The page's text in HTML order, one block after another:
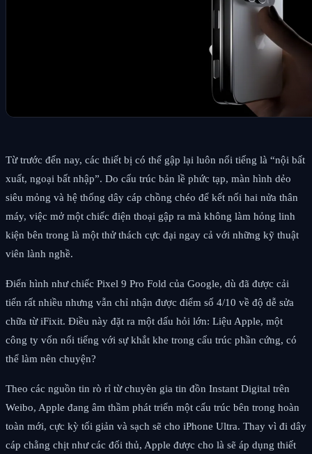
Từ trước đến nay, các thiết bị có thể gập lại luôn nổi tiếng là “nội bất
xuất, ngoại bất nhập”. Do cấu trúc bản lề phức tạp, màn hình dẻo
siêu mỏng và hệ thống dây cáp chồng chéo để kết nối hai nửa thân
máy, việc mở một chiếc điện thoại gập ra mà không làm hỏng linh
kiện bên trong là một thử thách cực đại ngay cả với những kỹ thuật
viên lành nghề.
Điển hình như chiếc Pixel 9 Pro Fold của Google, dù đã được cải
tiến rất nhiều nhưng vẫn chỉ nhận được điểm số 4/10 về độ dễ sửa
chữa từ iFixit. Điều này đặt ra một dấu hỏi lớn: Liệu Apple, một
công ty vốn nổi tiếng với sự khắt khe trong cấu trúc phần cứng, có
thể làm nên chuyện?
Theo các nguồn tin rò rỉ từ chuyên gia tin đồn Instant Digital trên
Weibo, Apple đang âm thầm phát triển một cấu trúc bên trong hoàn
toàn mới, cực kỳ tối giản và sạch sẽ cho iPhone Ultra. Thay vì đi dây
cáp chằng chịt như các đối thủ, Apple được cho là sẽ áp dụng thiết